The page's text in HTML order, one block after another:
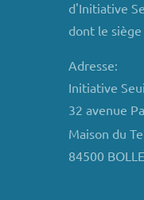
d'Initiative
dont le
Adresse:
Initiative
32 avenue
Maison du
84500